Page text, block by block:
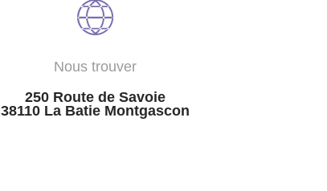
Nous trouver
250 Route de Savoie
38110 La Batie Montgascon